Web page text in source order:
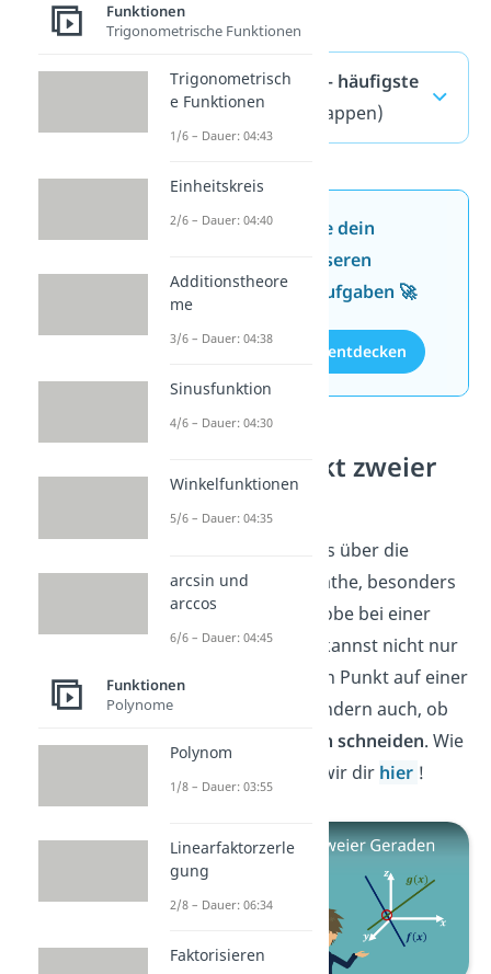
Punktprobe — häufigste
Fragen
(ausklappen)
Jetzt neu: Teste dein
Wissen mit unseren
kostenlosen Aufgaben 🚀
Aufgaben entdecken
Schnittpunkt zweier
Geraden
Jetzt weißt du alles über die
Punktprobe in Mathe, besonders
über die Punktprobe bei einer
Gerade. Aber du kannst nicht nur
bestimmen, ob ein Punkt auf einer
Geraden liegt, sondern auch, ob
sich
zwei Geraden schneiden. Wie
das geht, zeigen wir dir hier !
Funktionen
Trigonometrische Funktionen
Trigonometrisch
e Funktionen
1/6 – Dauer: 04:43
Einheitskreis
2/6 – Dauer: 04:40
Additionstheore
me
3/6 – Dauer: 04:38
Sinusfunktion
4/6 – Dauer: 04:30
Winkelfunktionen
5/6 – Dauer: 04:35
arcsin und
arccos
6/6 – Dauer: 04:45
Funktionen
Polynome
Polynom
1/8 – Dauer: 03:55
Linearfaktorzerle
gung
2/8 – Dauer: 06:34
Faktorisieren